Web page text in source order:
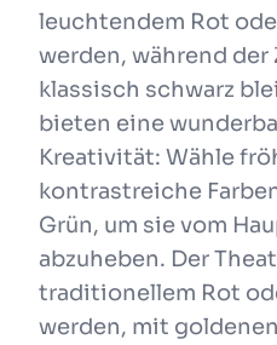
leuchtendem Rot
werden, während
klassisch schwarz
bieten eine
Kreativität: Wähle
kontrastreiche
Grün, um sie vom
abzuheben. Der
traditionellem Rot
werden, mit